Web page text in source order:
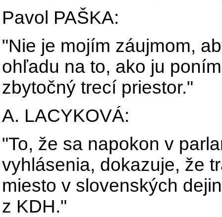
Pavol PAŠKA:
"Nie je mojím záujmom,
ohľadu na to, ako ju
zbytočný trecí priestor."
A. LACYKOVÁ:
"To, že sa napokon v
vyhlásenia, dokazuje, že
miesto v slovenských
z KDH."